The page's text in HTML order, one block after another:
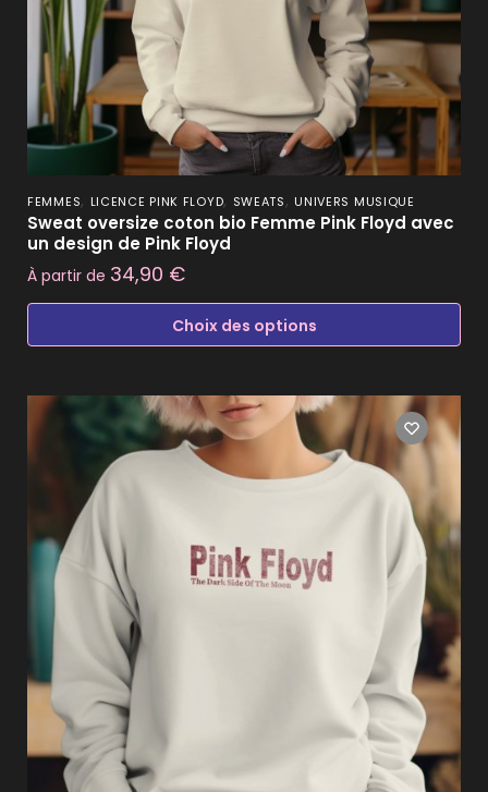
FEMMES, LICENCE PINK FLOYD, SWEATS, UNIVERS MUSIQUE
Sweat oversize coton bio Femme Pink Floyd avec
un design de Pink Floyd
À partir de 34,90 €
Choix des options